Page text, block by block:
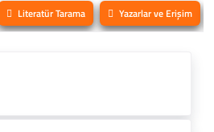
Literatür Tarama Yazarlar ve Erişim